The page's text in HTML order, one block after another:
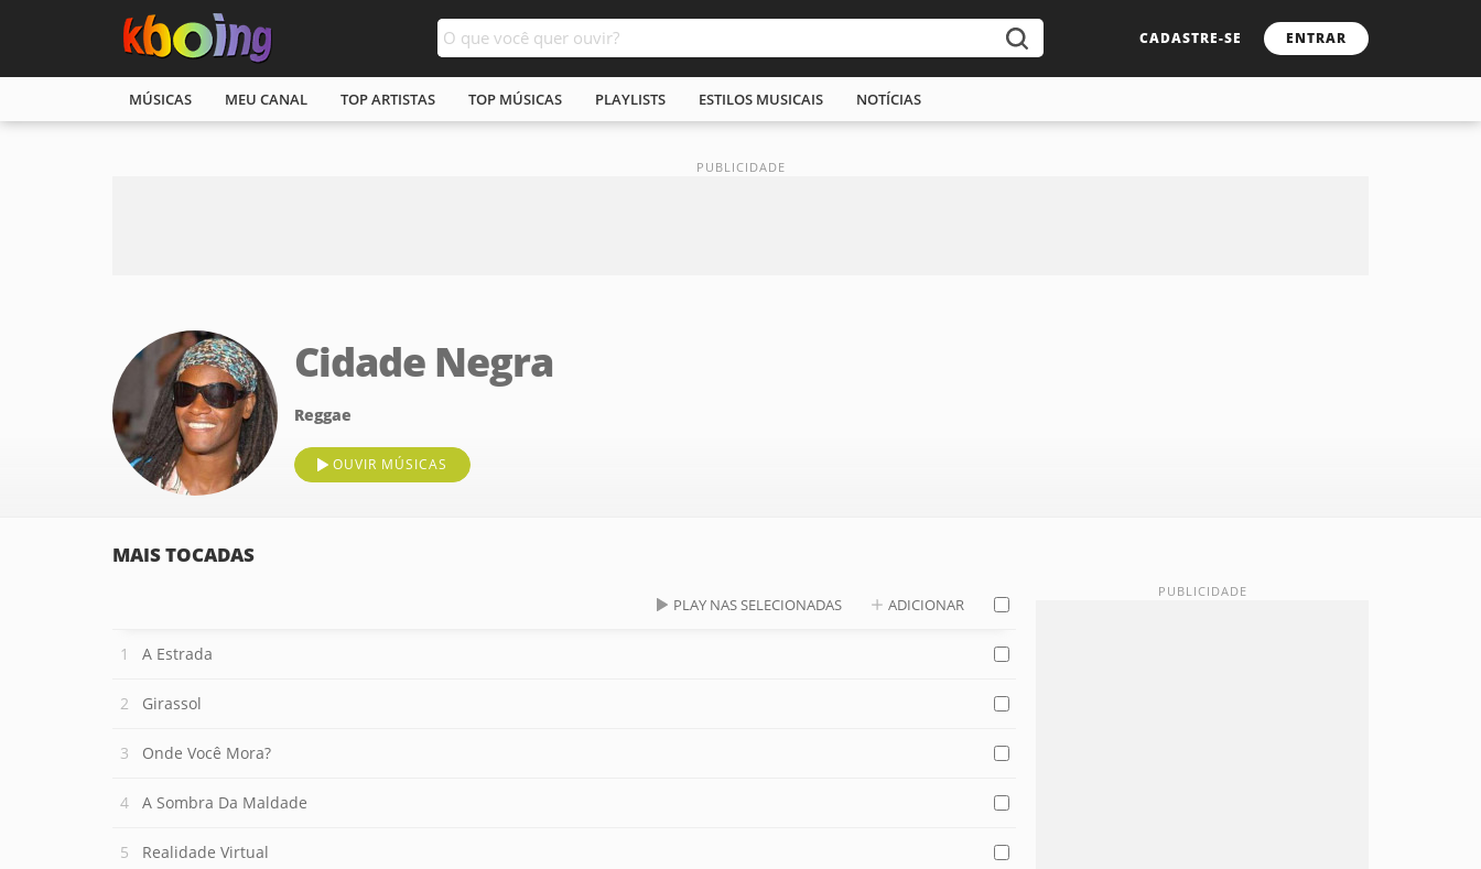
CADASTRE-SE ENTRAR
MÚSICAS MEU CANAL TOP ARTISTAS TOP MÚSICAS PLAYLISTS ESTILOS MUSICAIS NOTÍCIAS
Cidade Negra
Reggae
OUVIR MÚSICAS
MAIS TOCADAS
PLAY NAS SELECIONADAS ADICIONAR
A Estrada
Girassol
Onde Você Mora?
A Sombra Da Maldade
Realidade Virtual